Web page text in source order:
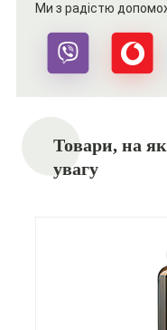
Ми з радістю
Товари, на
увагу